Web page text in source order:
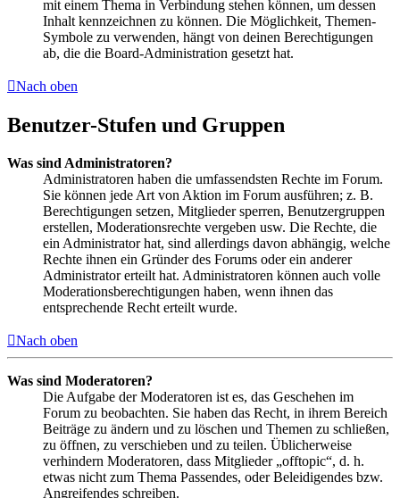
mit einem Thema in Verbindung stehen können, um dessen
Inhalt kennzeichnen zu können. Die Möglichkeit, Themen-
Symbole zu verwenden, hängt von deinen Berechtigungen
ab, die die Board-Administration gesetzt hat.
Nach oben
Benutzer-Stufen und Gruppen
Was sind Administratoren?
Administratoren haben die umfassendsten Rechte im Forum.
Sie können jede Art von Aktion im Forum ausführen; z. B.
Berechtigungen setzen, Mitglieder sperren, Benutzergruppen
erstellen, Moderationsrechte vergeben usw. Die Rechte, die
ein Administrator hat, sind allerdings davon abhängig, welche
Rechte ihnen ein Gründer des Forums oder ein anderer
Administrator erteilt hat. Administratoren können auch volle
Moderationsberechtigungen haben, wenn ihnen das
entsprechende Recht erteilt wurde.
Nach oben
Was sind Moderatoren?
Die Aufgabe der Moderatoren ist es, das Geschehen im
Forum zu beobachten. Sie haben das Recht, in ihrem Bereich
Beiträge zu ändern und zu löschen und Themen zu schließen,
zu öffnen, zu verschieben und zu teilen. Üblicherweise
verhindern Moderatoren, dass Mitglieder „offtopic“, d. h.
etwas nicht zum Thema Passendes, oder Beleidigendes bzw.
Angreifendes schreiben.